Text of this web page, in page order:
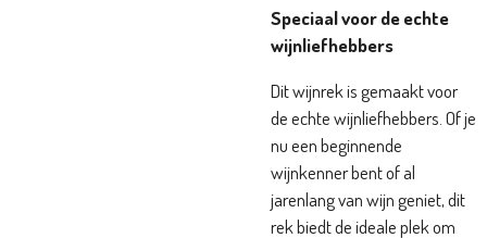
Speciaal voor de echte
wijnliefhebbers
Dit wijnrek is gemaakt voor
de echte wijnliefhebbers. Of je
nu een beginnende
wijnkenner bent of al
jarenlang van wijn geniet, dit
rek biedt de ideale plek om